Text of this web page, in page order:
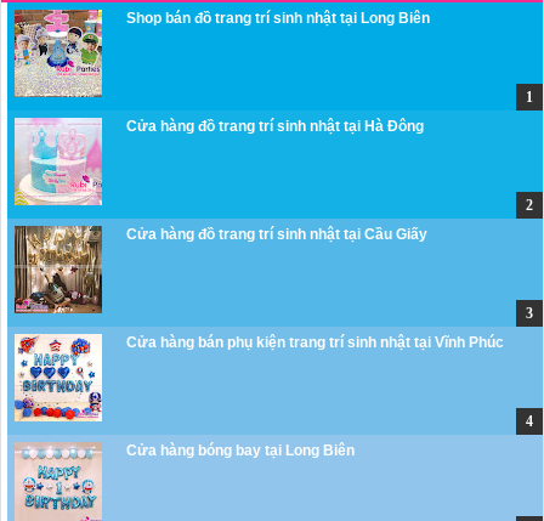
Shop bán đồ trang trí sinh nhật tại Long Biên
Cửa hàng đồ trang trí sinh nhật tại Hà Đông
Cửa hàng đồ trang trí sinh nhật tại Cầu Giấy
Cửa hàng bán phụ kiện trang trí sinh nhật tại Vĩnh Phúc
Cửa hàng bóng bay tại Long Biên